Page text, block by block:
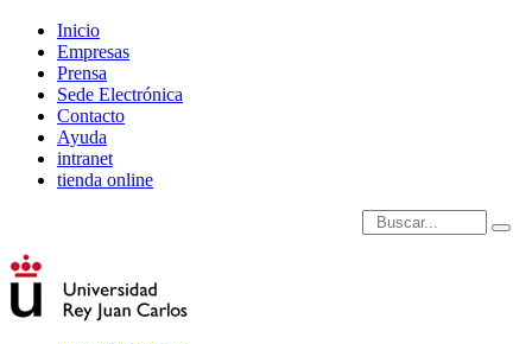
Inicio
Empresas
Prensa
Sede Electrónica
Contacto
Ayuda
intranet
tienda online
Introduce términos de